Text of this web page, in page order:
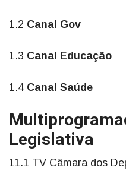
1.2 Canal Gov
1.3 Canal Educação
1.4 Canal Saúde
Legislativa
11.1 TV Câmara dos